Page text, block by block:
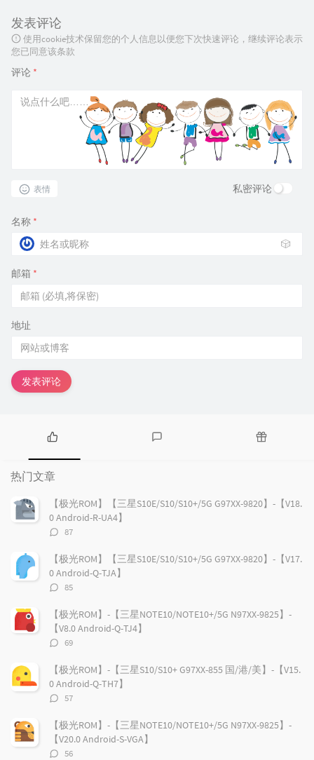
发表评论
使用cookie技术保留您的个人信息以便您下次快速评论，继续评论表示
您已同意该条款
评论 *
表情 私密评论
名称 *
🎲
邮箱 *
地址
发表评论
热
门
文
章
论
章
热门文章
【极光ROM】【三星S10E/S10/S10+/5G G97XX-9820】-【V18.
0 Android-R-UA4】
评
数：
87
【极光ROM】【三星S10E/S10/S10+/5G G97XX-9820】-【V17.
0 Android-Q-TJA】
评
数：
85
【极光ROM】-【三星NOTE10/NOTE10+/5G N97XX-9825】-
【V8.0 Android-Q-TJ4】
评
数：
69
【极光ROM】-【三星S10/S10+ G97XX-855 国/港/美】-【V15.
0 Android-Q-TH7】
评
数：
57
【极光ROM】-【三星NOTE10/NOTE10+/5G N97XX-9825】-
【V20.0 Android-S-VGA】
评
56